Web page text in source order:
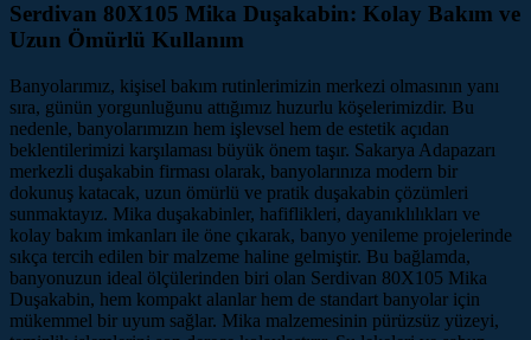
Serdivan 80X105 Mika Duşakabin: Kolay Bakım ve
Uzun Ömürlü Kullanım
Banyolarımız, kişisel bakım rutinlerimizin merkezi olmasının yanı
sıra, günün yorgunluğunu attığımız huzurlu köşelerimizdir. Bu
nedenle, banyolarımızın hem işlevsel hem de estetik açıdan
beklentilerimizi karşılaması büyük önem taşır. Sakarya Adapazarı
merkezli duşakabin firması olarak, banyolarınıza modern bir
dokunuş katacak, uzun ömürlü ve pratik duşakabin çözümleri
sunmaktayız. Mika duşakabinler, hafiflikleri, dayanıklılıkları ve
kolay bakım imkanları ile öne çıkarak, banyo yenileme projelerinde
sıkça tercih edilen bir malzeme haline gelmiştir. Bu bağlamda,
banyonuzun ideal ölçülerinden biri olan Serdivan 80X105 Mika
Duşakabin, hem kompakt alanlar hem de standart banyolar için
mükemmel bir uyum sağlar. Mika malzemesinin pürüzsüz yüzeyi,